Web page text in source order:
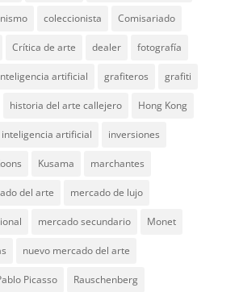
coleccionista Comisariado
Crítica de arte dealer fotografía
artificial grafiteros grafiti
historia del arte callejero Hong Kong
inteligencia artificial inversiones
Kusama marchantes
del arte mercado de lujo
mercado secundario Monet
nuevo mercado del arte
Picasso Rauschenberg